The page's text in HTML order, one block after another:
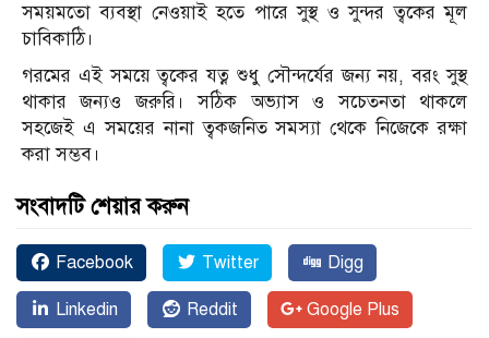
সময়মতো ব্যবস্থা নেওয়াই হতে পারে সুস্থ ও সুন্দর ত্বকের মূল
চাবিকাঠি।
গরমের এই সময়ে ত্বকের যত্ন শুধু সৌন্দর্যের জন্য নয়, বরং সুস্থ
থাকার জন্যও জরুরি। সঠিক অভ্যাস ও সচেতনতা থাকলে
সহজেই এ সময়ের নানা ত্বকজনিত সমস্যা থেকে নিজেকে রক্ষা
করা সম্ভব।
সংবাদটি শেয়ার করুন
Facebook Twitter Digg
Linkedin Reddit Google Plus